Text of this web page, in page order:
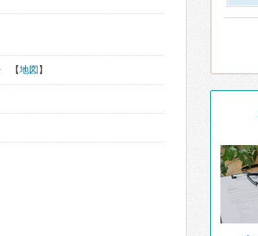
【地図 】